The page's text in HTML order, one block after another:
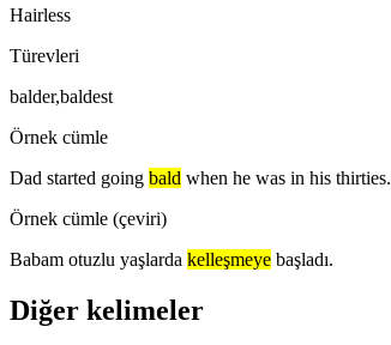
Hairless
Türevleri
balder,baldest
Örnek cümle
Dad started going bald when he was in his thirties.
Örnek cümle (çeviri)
Babam otuzlu yaşlarda kelleşmeye başladı.
Diğer kelimeler